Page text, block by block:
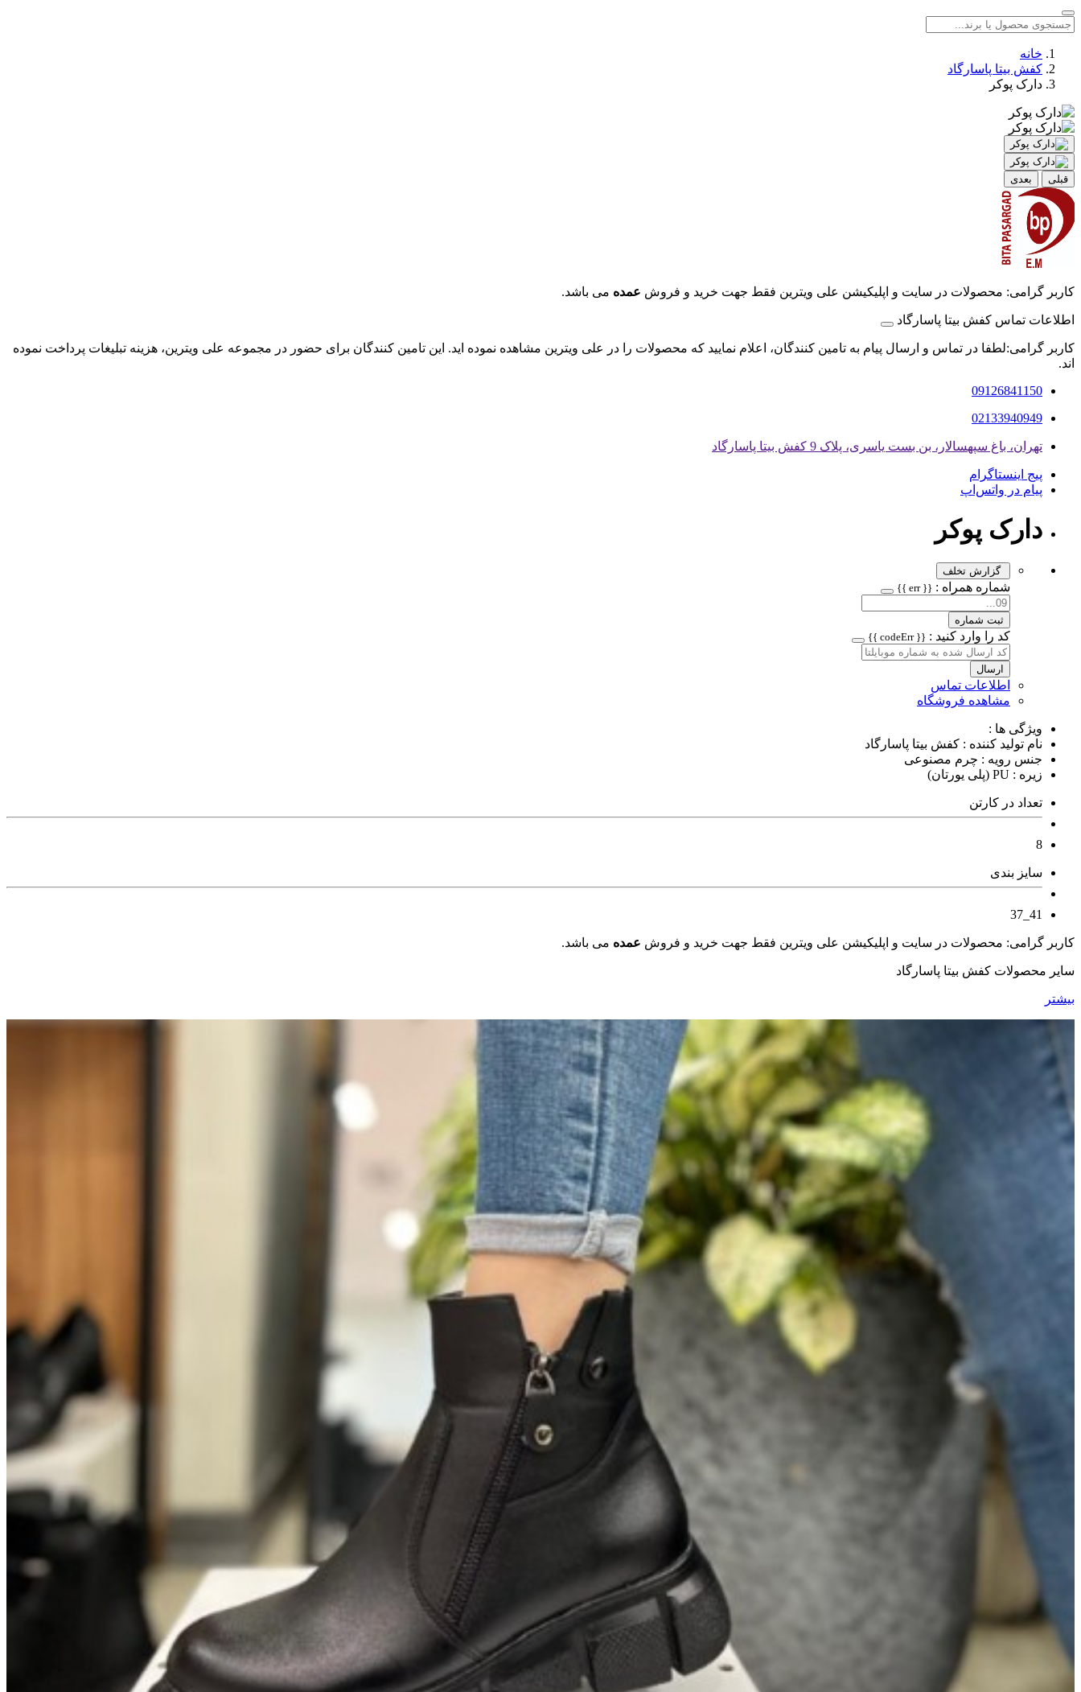
خانه
کفش بیتا پاسارگاد
دارک پوکر
قبلی بعدی
کاربر گرامی: محصولات در سایت و اپلیکیشن علی ویترین فقط جهت خرید و فروش عمده می باشد.
اطلاعات تماس کفش بیتا پاسارگاد
کاربر گرامی:لطفا در تماس و ارسال پیام به تامین کنندگان، اعلام نمایید که محصولات را در علی ویترین مشاهده نموده اید. این تامین کنندگان برای حضور در مجموعه علی ویترین، هزینه تبلیغات پرداخت نموده
اند.
09126841150
02133940949
تهران، باغ سپهسالار، بن بست یاسری، پلاک 9 کفش بیتا پاسارگاد
پیج اینستاگرام
پیام در واتس‌اپ
دارک پوکر
گزارش تخلف
شماره همراه : {{ err }}
ثبت شماره
کد را وارد کنید : {{ codeErr }}
ارسال
اطلاعات تماس
مشاهده فروشگاه
ویژگی ها :
نام تولید کننده : کفش بیتا پاسارگاد
جنس رویه : چرم مصنوعی
زیره : PU (پلی یورتان)
تعداد در کارتن
8
سایز بندی
41_37
کاربر گرامی: محصولات در سایت و اپلیکیشن علی ویترین فقط جهت خرید و فروش عمده می باشد.
سایر محصولات کفش بیتا پاسارگاد
بیشتر